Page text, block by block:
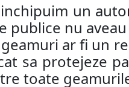
un
publice nu
ar fi un
sa protejeze
toate